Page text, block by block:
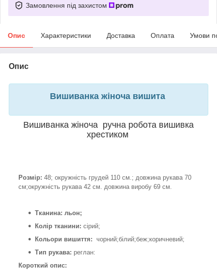
Замовлення під захистом
Опис Характеристики Доставка Оплата Умови
Опис
Вишиванка жіноча вишита
Вишиванка жіноча ручна робота вишивка
хрестиком
Розмір: 48; окружність грудей 110 см.; довжина рукава 70
см;окружність рукава 42 см. довжина виробу 69 см.
Тканина: льон;
Колір тканини: сірий;
Кольори вишиття: чорний;білий;беж;коричневий;
Тип рукава: реглан:
Короткий опис: